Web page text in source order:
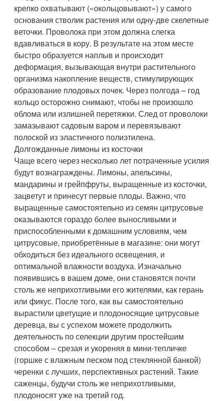
крепко охватывают («окольцовывают») у самого
основания стволик растения или одну-две скелетные
веточки. Проволока при этом должна слегка
вдавливаться в кору. В результате на этом месте
быстро образуется наплыв и происходит
деформация, вызывающая внутри растительного
организма накопление веществ, стимулирующих
образование плодовых почек. Через полгода – год
кольцо осторожно снимают, чтобы не произошло
облома или излишней перетяжки. След от проволоки
замазывают садовым варом и перевязывают
полоской из эластичного полиэтилена.
Долгожданные лимоны из косточки
Чаще всего через несколько лет потраченные усилия
будут вознаграждены. Лимоны, апельсины,
мандарины и грейпфруты, выращенные из косточки,
зацветут и принесут первые плоды. Важно, что
выращенные самостоятельно из семян цитрусовые
оказываются гораздо более выносливыми и
приспособленными к домашним условиям, чем
цитрусовые, приобретённые в магазине: они могут
обходиться без идеального освещения, и
оптимальной влажности воздуха. Изначально
появившись в вашем доме, они становятся почти
столь же неприхотливыми его жителями, как герань
или фикус. После того, как вы самостоятельно
вырастили цветущие и плодоносящие цитрусовые
деревца, вы с успехом можете продолжить
деятельность по селекции другим простейшим
способом – срезая и укореняя в мини-тепличке
(горшке с влажным песком под стеклянной банкой)
черенки с лучших, перспективных растений. Такие
саженцы, будучи столь же неприхотливыми,
плодоносят уже на третий год.